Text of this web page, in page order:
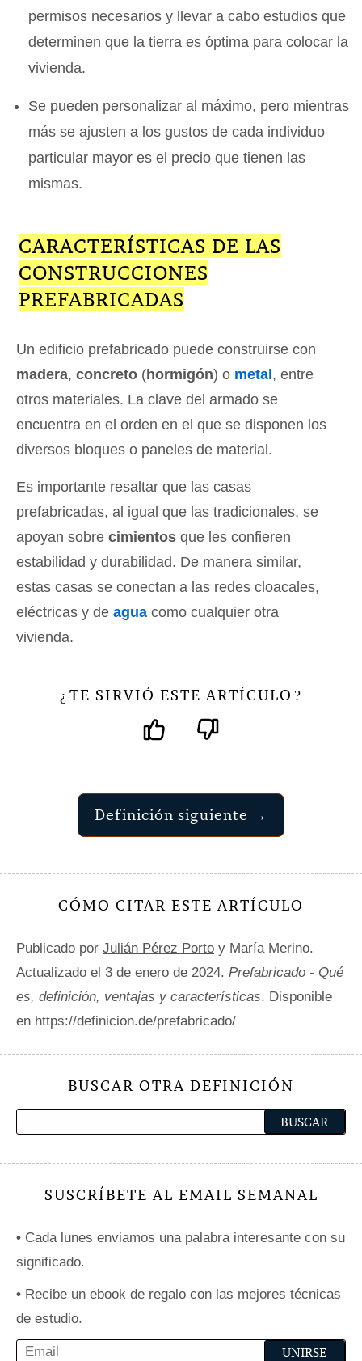
permisos necesarios y llevar a cabo estudios que
determinen que la tierra es óptima para colocar la
vivienda.
Se pueden personalizar al máximo, pero mientras
más se ajusten a los gustos de cada individuo
particular mayor es el precio que tienen las
mismas.
CARACTERÍSTICAS DE LAS
CONSTRUCCIONES
PREFABRICADAS
Un edificio prefabricado puede construirse con
madera, concreto (hormigón) o metal , entre
otros materiales. La clave del armado se
encuentra en el orden en el que se disponen los
diversos bloques o paneles de material.
Es importante resaltar que las casas
prefabricadas, al igual que las tradicionales, se
apoyan sobre cimientos que les confieren
estabilidad y durabilidad. De manera similar,
estas casas se conectan a las redes cloacales,
eléctricas y de agua como cualquier otra
vivienda.
¿ TE SIRVIÓ ESTE ARTÍCULO ?
Definición siguiente →
CÓMO CITAR ESTE ARTÍCULO
Publicado por Julián Pérez Porto y María Merino.
Actualizado el 3 de enero de 2024. Prefabricado - Qué
es, definición, ventajas y características. Disponible
en https://definicion.de/prefabricado/
BUSCAR OTRA DEFINICIÓN
SUSCRÍBETE AL EMAIL SEMANAL
• Cada lunes enviamos una palabra interesante con su
significado.
• Recibe un ebook de regalo con las mejores técnicas
de estudio.